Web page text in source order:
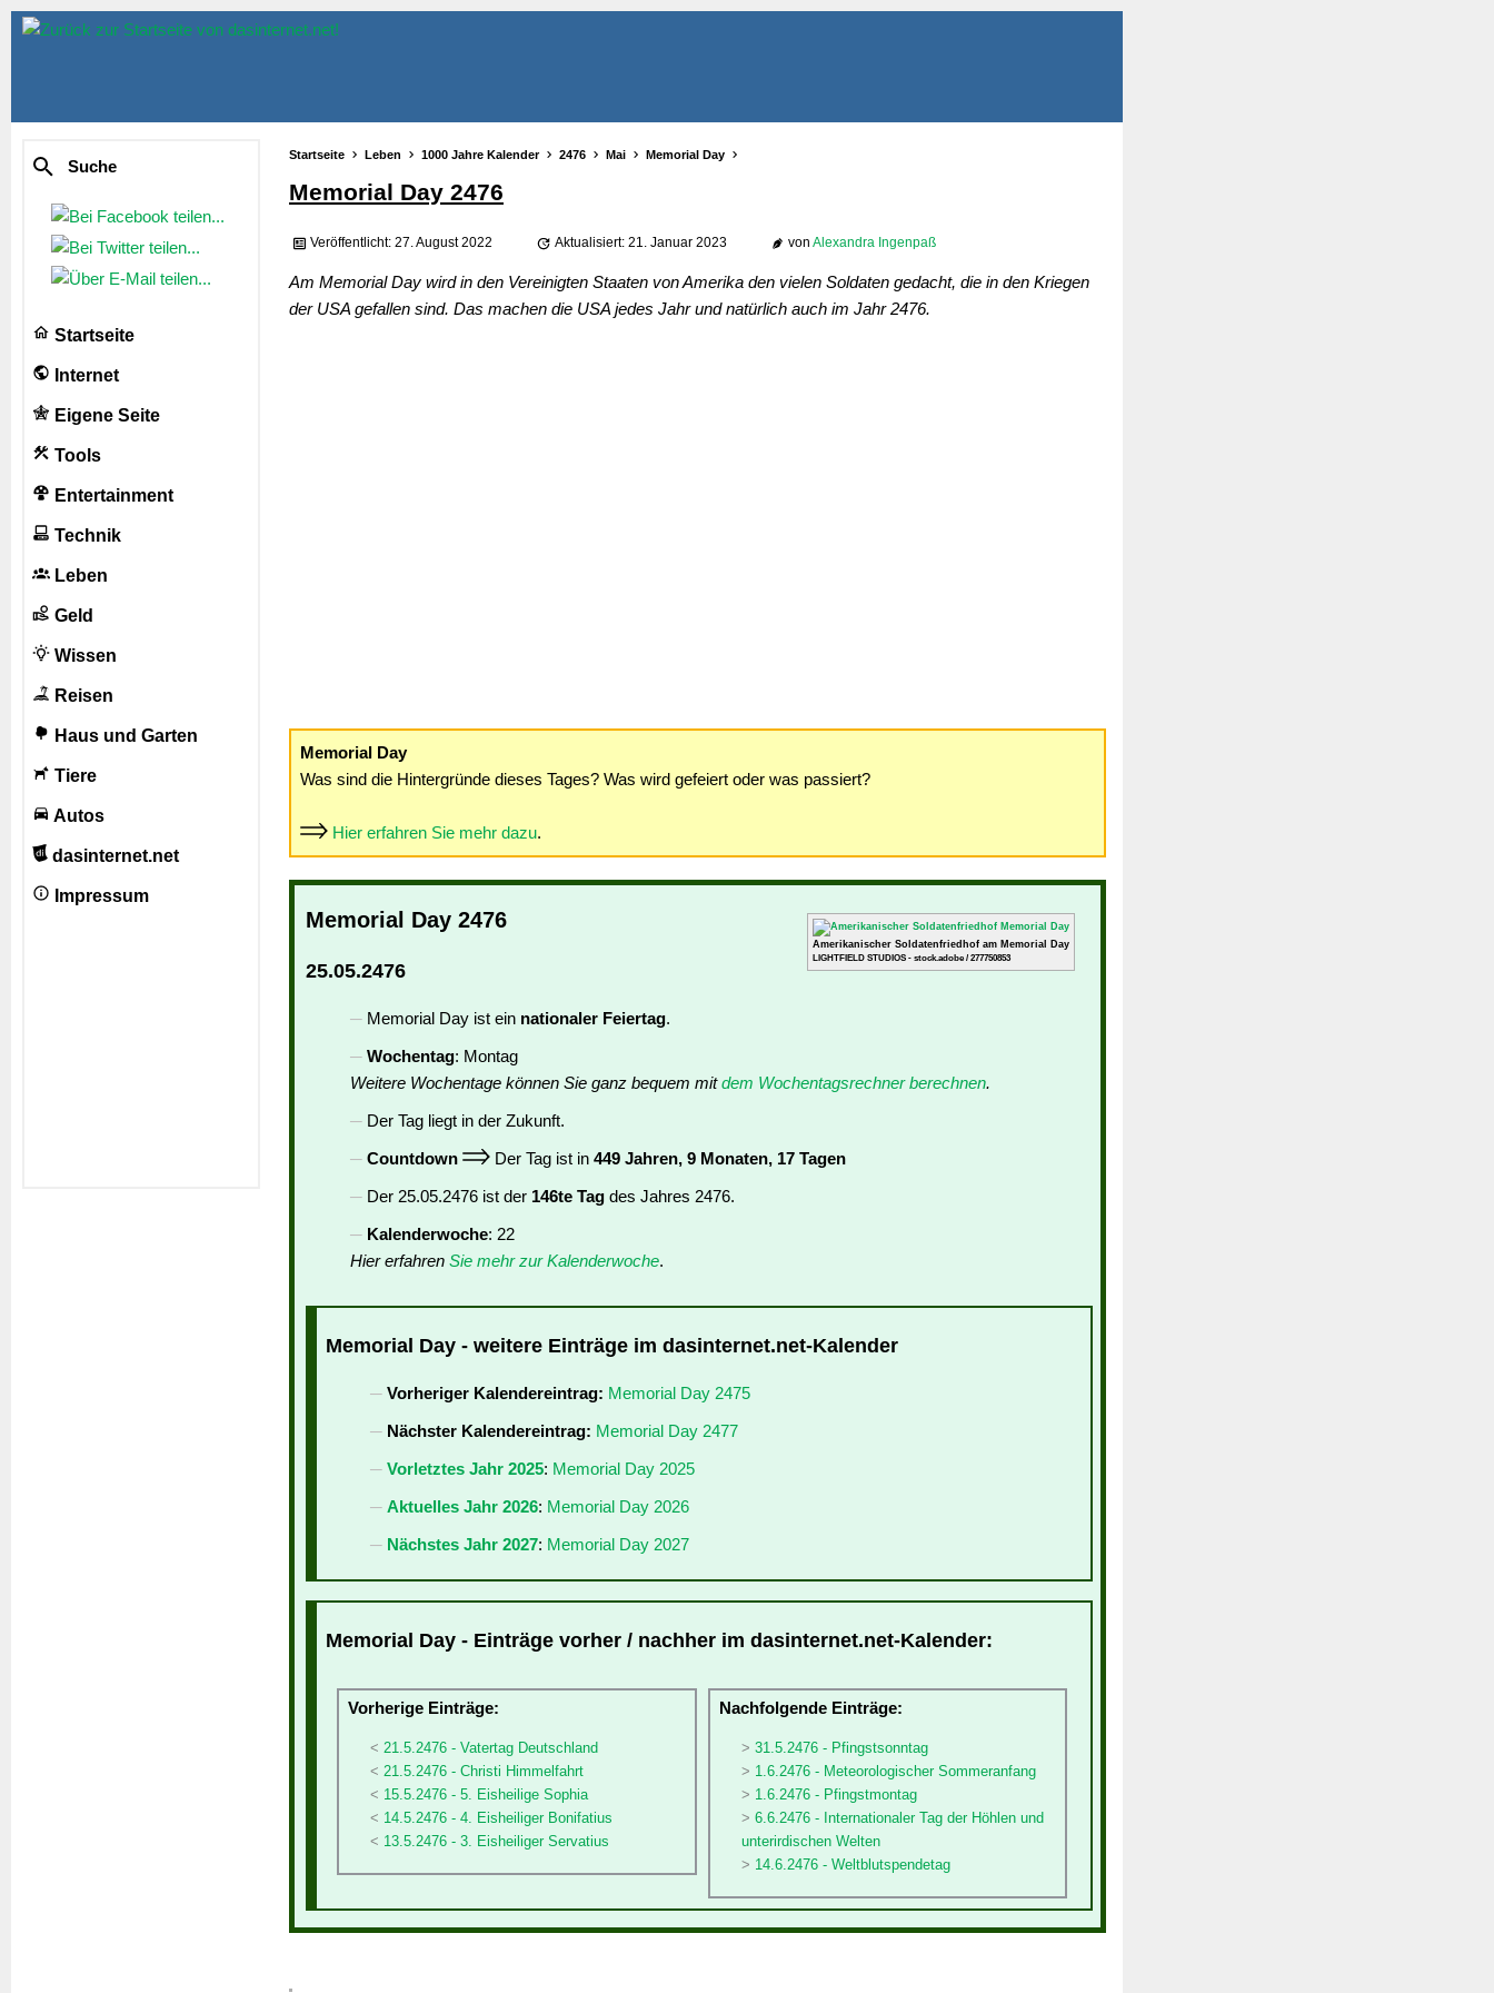
Suche
Startseite
Internet
Eigene Seite
Tools
Entertainment
Technik
Leben
Geld
Wissen
Reisen
Haus und Garten
Tiere
Autos
dasinternet.net
Impressum
Startseite Leben 1000 Jahre Kalender 2476 Mai Memorial Day
Memorial Day 2476
Veröffentlicht: 27. August 2022 Aktualisiert: 21. Januar 2023 von Alexandra Ingenpaß
Am Memorial Day wird in den Vereinigten Staaten von Amerika den vielen Soldaten gedacht, die in den Kriegen
der USA gefallen sind. Das machen die USA jedes Jahr und natürlich auch im Jahr 2476.
Memorial Day
Was sind die Hintergründe dieses Tages? Was wird gefeiert oder was passiert?
Hier erfahren Sie mehr dazu.
Amerikanischer Soldatenfriedhof am Memorial Day
LIGHTFIELD STUDIOS - stock.adobe / 277750853
Memorial Day 2476
25.05.2476
Memorial Day ist ein nationaler Feiertag.
Wochentag: Montag
Weitere Wochentage können Sie ganz bequem mitdem Wochentagsrechner berechnen.
Der Tag liegt in der Zukunft.
Countdown
Der Tag ist in 449 Jahren, 9 Monaten, 17 Tagen
Der 25.05.2476 ist der 146te Tag des Jahres 2476.
Kalenderwoche: 22
Hier erfahren Sie mehr zur Kalenderwoche.
Memorial Day - weitere Einträge im dasinternet.net-Kalender
Vorheriger Kalendereintrag: Memorial Day 2475
Nächster Kalendereintrag: Memorial Day 2477
Vorletztes Jahr 2025: Memorial Day 2025
Aktuelles Jahr 2026: Memorial Day 2026
Nächstes Jahr 2027: Memorial Day 2027
Memorial Day - Einträge vorher / nachher im dasinternet.net-Kalender:
Vorherige Einträge:
21.5.2476 - Vatertag Deutschland
21.5.2476 - Christi Himmelfahrt
15.5.2476 - 5. Eisheilige Sophia
14.5.2476 - 4. Eisheiliger Bonifatius
13.5.2476 - 3. Eisheiliger Servatius
Nachfolgende Einträge:
31.5.2476 - Pfingstsonntag
1.6.2476 - Meteorologischer Sommeranfang
1.6.2476 - Pfingstmontag
6.6.2476 - Internationaler Tag der Höhlen und
unterirdischen Welten
14.6.2476 - Weltblutspendetag